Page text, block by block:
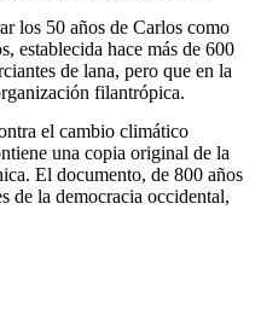
los 50 años de Carlos como
establecida hace más de 600
de lana, pero que en la
filantrópica.
el cambio climático
una copia original de la
El documento, de 800 años
de la democracia occidental,